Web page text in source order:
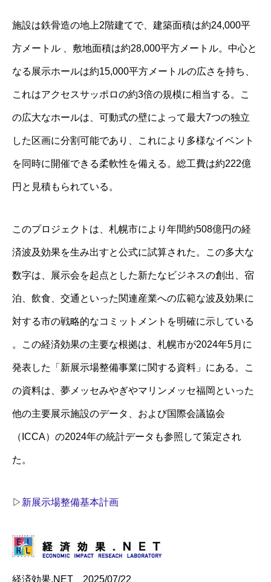
施設は鉄骨造の地上2階建てで、建築面積は約24,000平
方メートル 、敷地面積は約28,000平方メートル。中心と
なる展示ホールは約15,000平方メートルの広さを持ち、
これはアクセスサッポロの約3倍の規模に相当する。こ
の広大なホールは、可動式の壁によって最大7つの独立
した区画に分割可能であり、これにより多様なイベント
を同時に開催できる柔軟性を備える。総工費は約222億
円と見積もられている。
このプロジェクトは、札幌市により年間約508億円の経
済波及効果を生み出すと公式に試算された。この多大な
数字は、展示会を起点とした新たなビジネスの創出、宿
泊、飲食、交通といった関連産業への広範な波及効果に
対する市の戦略的なコミットメントを明確に示している
。この経済効果の主要な根拠は、札幌市が2024年5月に
発表した「新展示場整備事業に関する資料」にある。こ
の資料は、夢メッセみやぎやマリンメッセ福岡といった
他の主要展示施設のデータ、および国際会議協会
（ICCA）の2024年の統計データも参照して策定され
た。
▷ 新展示場整備基本計画
経済効果.NET 2025/07/22